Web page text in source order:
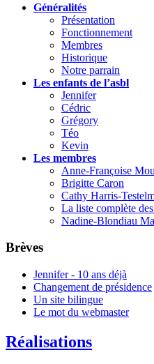
Généralités
Présentation
Fonctionnement
Membres
Historique
Notre parrain
Les enfants de l’asbl
Jennifer
Cédric
Grégory
Téo
Kevin
Les membres
Anne-Françoise
Brigitte Caron
Cathy Harris-
La liste complète
Nadine-Blondiau
Brèves
Jennifer - 10 ans déjà
Changement de présidence
Un site bilingue
Le mot du webmaster
Réalisations